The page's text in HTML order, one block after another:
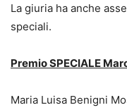
La giuria ha anche
speciali.
Premio SPECIALE
Maria Luisa Benigni